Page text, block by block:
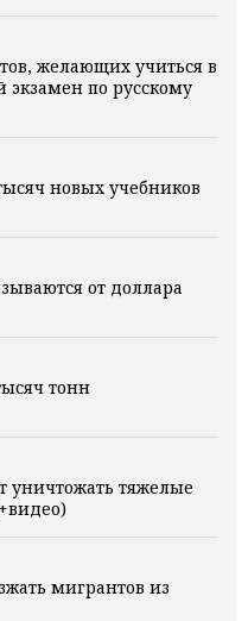
желающих учиться в
по русскому
новых учебников
от доллара
тонн
уничтожать тяжелые
мигрантов из